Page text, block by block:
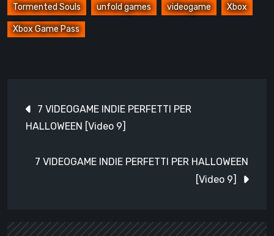
Tormented Souls unfold games videogame Xbox
Xbox Game Pass
articoli
7 VIDEOGAME INDIE PERFETTI PER
HALLOWEEN [Video 9]
7 VIDEOGAME INDIE PERFETTI PER HALLOWEEN
[Video 9]